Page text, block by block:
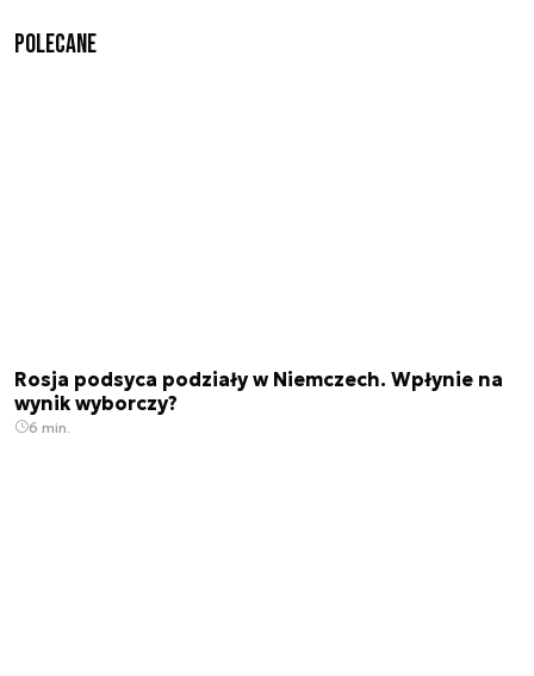
Polecane
Rosja podsyca podziały w Niemczech. Wpłynie na
wynik wyborczy?
6 min.